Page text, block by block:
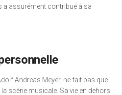
a assurément contribué à sa
Andreas Meyer, ne fait pas que
scène musicale. Sa vie en dehors